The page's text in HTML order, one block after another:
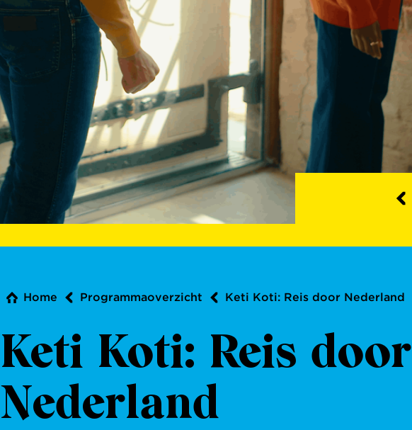
Home Programmaoverzicht Keti Koti: Reis door Nederland
Keti Koti: Reis door
Nederland